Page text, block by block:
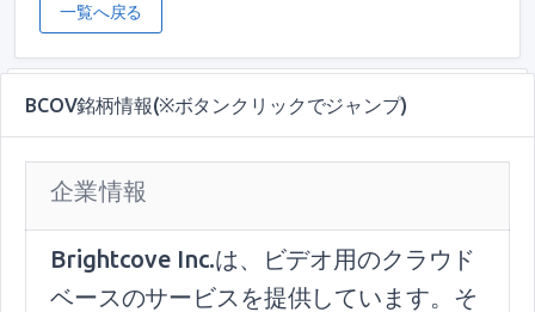
一覧へ戻る
BCOV銘柄情報(※ボタンクリックでジャンプ)
企業情報
Brightcove Inc.は、ビデオ用のクラウド
ベースのサービスを提供しています。そ